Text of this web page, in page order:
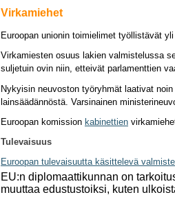
Virkamiehet
Euroopan unionin toimielimet työllistävät
Virkamiesten osuus lakien valmistelussa
suljetuin ovin niin, etteivät parlamenttien
Nykyisin neuvoston työryhmät laativat
lainsäädännöstä. Varsinainen
Euroopan komission kabinettien
Tulevaisuus
Euroopan tulevaisuutta käsittelevä
EU:n diplomaattikunnan on
muuttaa edustustoiksi, kuten